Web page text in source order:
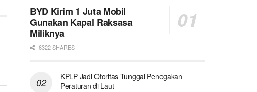
BYD Kirim 1 Juta Mobil
Gunakan Kapal Raksasa
Miliknya
6322 SHARES
KPLP Jadi Otoritas Tunggal Penegakan
Peraturan di Laut